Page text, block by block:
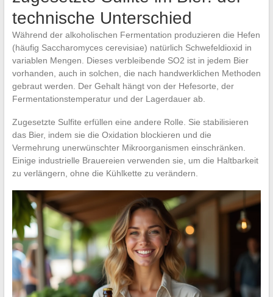
technische Unterschied
Während der alkoholischen Fermentation produzieren die Hefen
(häufig Saccharomyces cerevisiae) natürlich Schwefeldioxid in
variablen Mengen. Dieses verbleibende SO2 ist in jedem Bier
vorhanden, auch in solchen, die nach handwerklichen Methoden
gebraut werden. Der Gehalt hängt von der Hefesorte, der
Fermentationstemperatur und der Lagerdauer ab.
Zugesetzte Sulfite erfüllen eine andere Rolle. Sie stabilisieren
das Bier, indem sie die Oxidation blockieren und die
Vermehrung unerwünschter Mikroorganismen einschränken.
Einige industrielle Brauereien verwenden sie, um die Haltbarkeit
zu verlängern, ohne die Kühlkette zu verändern.